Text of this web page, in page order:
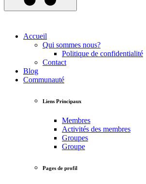
Accueil
Qui sommes nous?
Politique de confidentialité
Contact
Blog
Communauté
Liens Principaux
Membres
Activités des membres
Groupes
Groupe
Pages de profil